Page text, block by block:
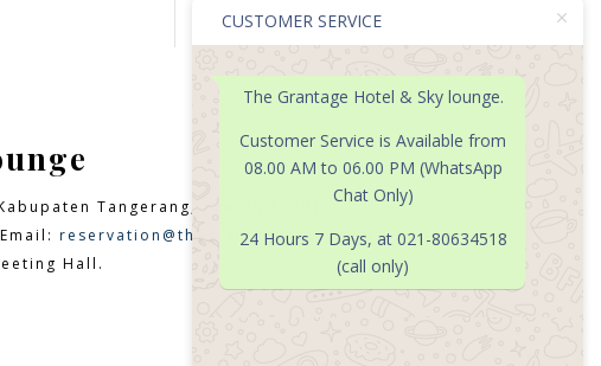
Tangerang, Banten 15331
reservation@thegrantagehotel.com
Hall.
CUSTOMER SERVICE
The Grantage Hotel & Sky lounge.
Customer Service is Available from
08.00 AM to 06.00 PM (WhatsApp
Chat Only)
24 Hours 7 Days, at 021-80634518
(call only)